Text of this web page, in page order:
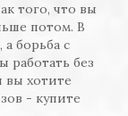
того, что вы
потом. В
борьба с
без
вы хотите
- купите